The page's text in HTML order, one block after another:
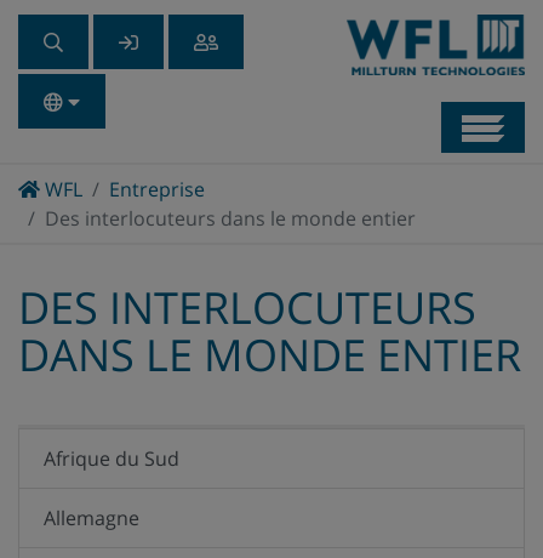
WFLHomeEntreprise
Des interlocuteurs dans le monde entier
DES INTERLOCUTEURS
DANS LE MONDE ENTIER
Afrique du Sud
Allemagne